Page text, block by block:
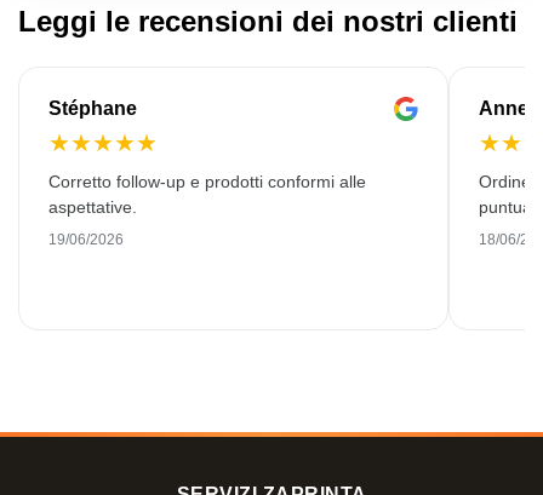
Leggi le recensioni dei nostri clienti
Stéphane
★★★★★
Corretto follow-up e prodotti conformi alle
aspettative.
19/06/2026
Anne-
★★
Ordine
18/06/